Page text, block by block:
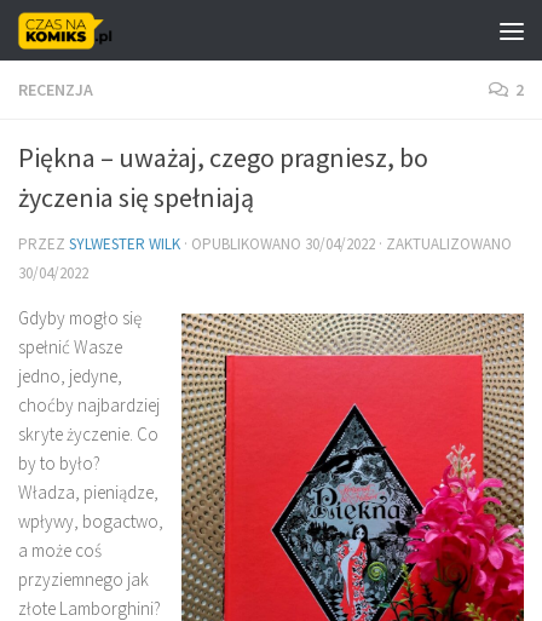
Skip to content
RECENZJA 2
Piękna – uważaj, czego pragniesz, bo
życzenia się spełniają
PRZEZ SYLWESTER WILK · OPUBLIKOWANO 30/04/2022 · ZAKTUALIZOWANO
30/04/2022
Gdyby mogło się
spełnić Wasze
jedno, jedyne,
choćby najbardziej
skryte życzenie. Co
by to było?
Władza, pieniądze,
wpływy, bogactwo,
a może coś
przyziemnego jak
złote Lamborghini?